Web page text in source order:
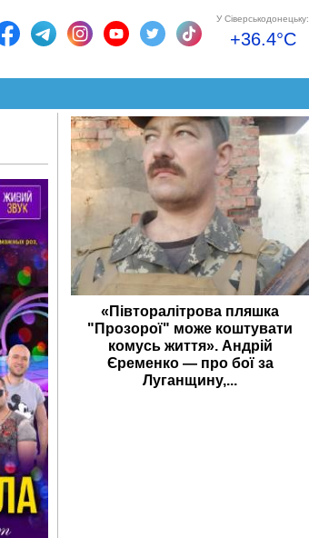
У Сіверськодонецьку:
+36.4°C
«Півторалітрова пляшка
"Прозорої" може коштувати
комусь життя». Андрій
Єременко — про бої за
Луганщину,...